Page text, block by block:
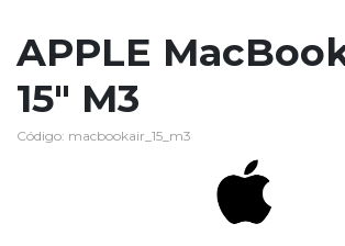
APPLE
15" M3
Código: macbookair_15_m3